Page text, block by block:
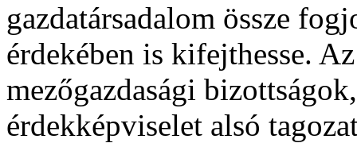
gazdatársadalom össze
érdekében is kifejthesse.
mezőgazdasági
érdekképviselet alsó